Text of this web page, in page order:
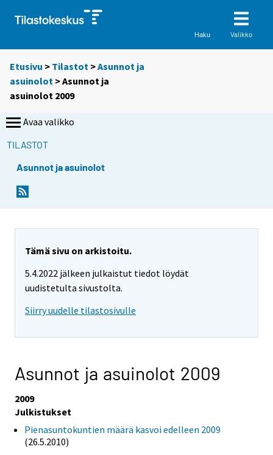
Haku Valikko
Etusivu > Tilastot >Asunnot ja
asuinolot > Asunnot ja
asuinolot 2009
Avaa valikko
TILASTOT
Asunnot ja asuinolot
Tämä sivu on arkistoitu.
5.4.2022 jälkeen julkaistut tiedot löydät
uudistetulta sivustolta.
Siirry uudelle tilastosivulle
Asunnot ja asuinolot 2009
2009
Julkistukset
Pienasuntokuntien määrä kasvoi edelleen 2009
(26.5.2010)